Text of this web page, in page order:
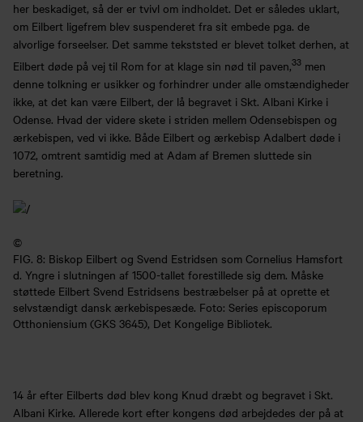
her beskadiget, så der er tvivl om indholdet. Det er således uklart,
om Eilbert ligefrem blev suspenderet fra sit embede pga. de
alvorlige forseelser. Det samme tekststed er blevet tolket derhen, at
Eilbert døde på vej til Rom for at klage sin nød til paven,33 men
denne tolkning er usikker og forhindrer under alle omstændigheder
ikke, at det kan være Eilbert, der lå begravet i Skt. Albani Kirke i
Odense. Hvad der videre skete i striden mellem Odensebispen og
ærkebispen, ved vi ikke. Både Eilbert og ærkebisp Adalbert døde i
1072, omtrent samtidig med at Adam af Bremen sluttede sin
beretning.
©
FIG. 8: Biskop Eilbert og Svend Estridsen som Cornelius Hamsfort
d. Yngre i slutningen af 1500-tallet forestillede sig dem. Måske
støttede Eilbert Svend Estridsens bestræbelser på at oprette et
selvstændigt dansk ærkebispesæde. Foto: Series episcoporum
Otthoniensium (GKS 3645), Det Kongelige Bibliotek.
14 år efter Eilberts død blev kong Knud dræbt og begravet i Skt.
Albani Kirke. Allerede kort efter kongens død arbejdedes der på at